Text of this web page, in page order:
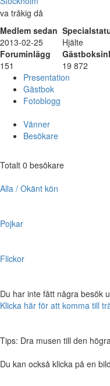
va tråkig då
Medlem sedan
2013-02-25
Hjälte
Foruminlägg
151
19 872
Presentation
Gästbok
Fotoblogg
Vänner
Besökare
Totalt 0 besökare
Alla / Okänt kön
Pojkar
Flickor
Du har inte fått några besök
Klicka här för att komma till
Tips: Dra musen till den
Du kan också klicka på en